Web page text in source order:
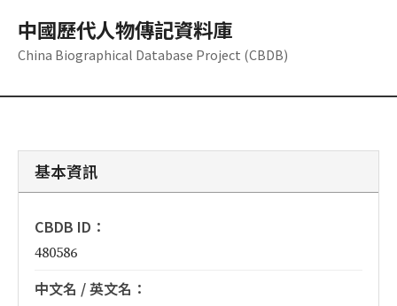
中國歷代人物傳記資料庫
China Biographical Database Project (CBDB)
基本資訊
CBDB ID：
480586
中文名 / 英文名：